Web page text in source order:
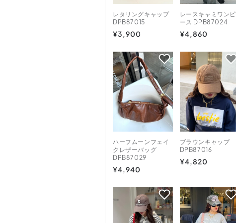
レタリングキャップ
DPB87015
通
価
格
¥3,900
レースキャミワンピ
ース DPB87024
通
格
¥4,860
ハーフムーンフェイ
クレザーバッグ
DPB87029
通
格
¥4,940
ブラウンキャップ
DPB87016
通
格
¥4,820